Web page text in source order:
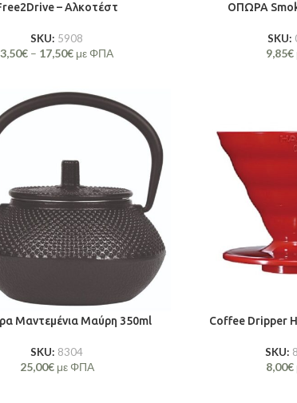
– Αλκοτέστ
SKU: 5908
3,50€ – 17,50€ με ΦΠΑ
ΟΠΩΡΑ
SKU:
9,85€
Μαντεμένια Μαύρη 350ml
SKU: 8304
25,00€με ΦΠΑ
Coffee Dripper
SKU:
8,00€